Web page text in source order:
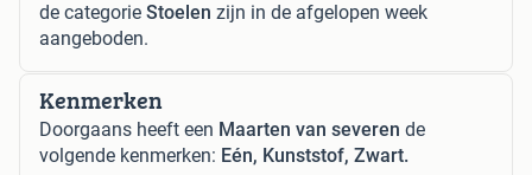
de categorie Stoelen zijn in de afgelopen week
aangeboden.
Kenmerken
Doorgaans heeft een Maarten van severen de
volgende kenmerken: Eén, Kunststof, Zwart.